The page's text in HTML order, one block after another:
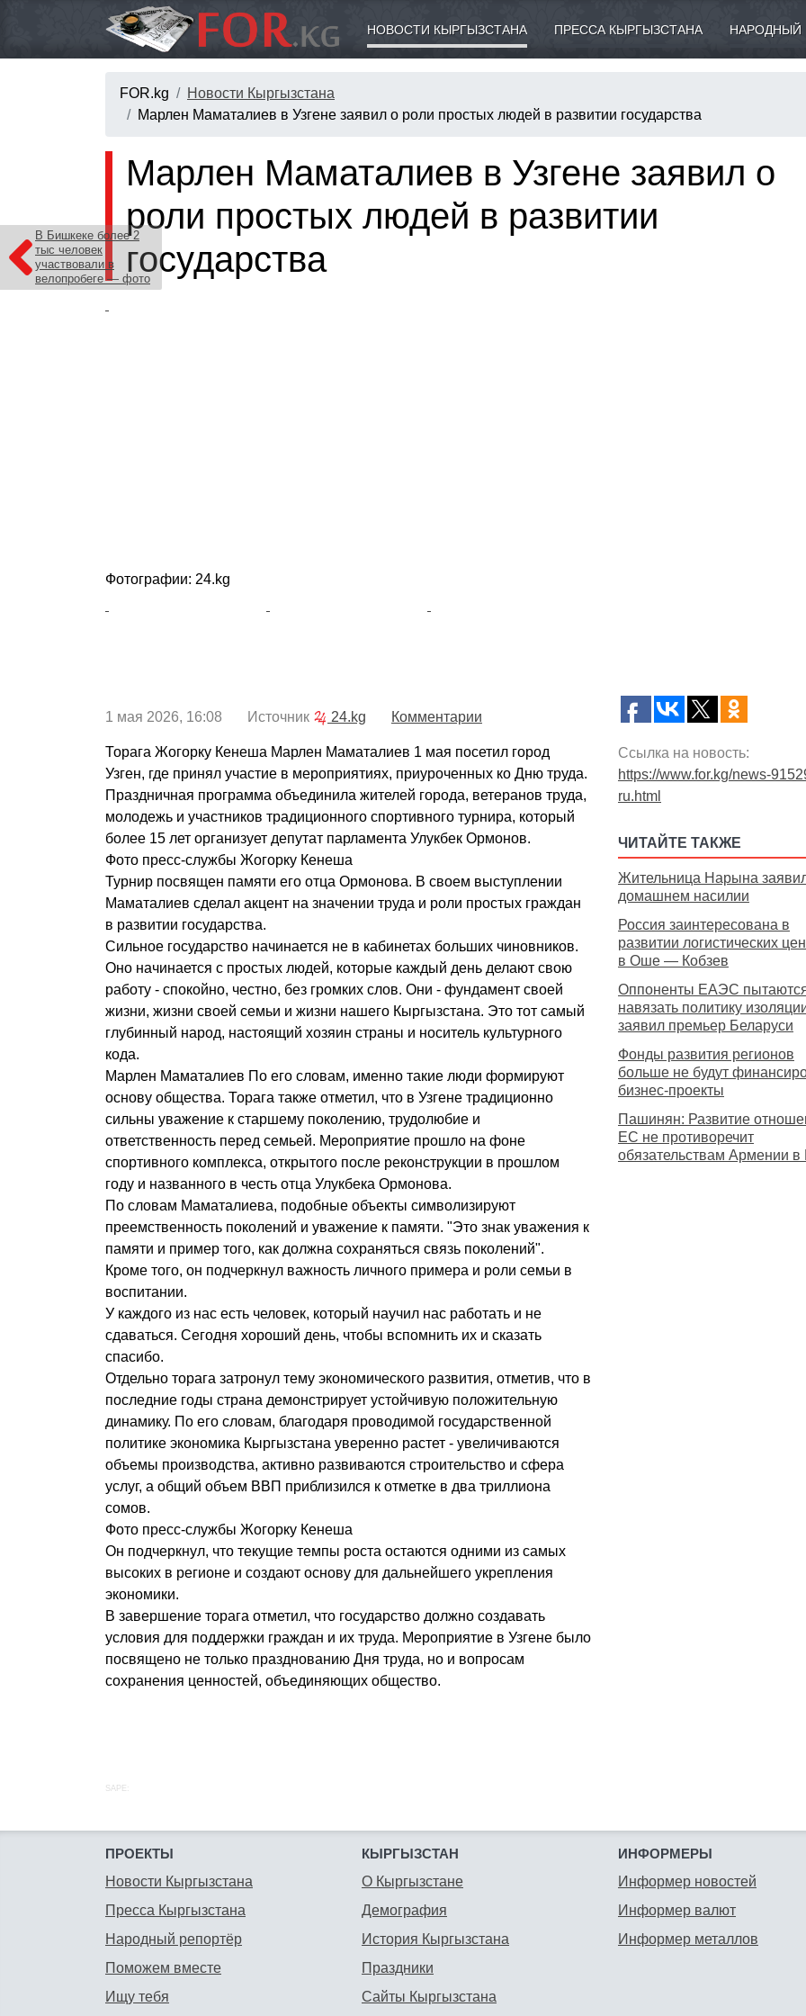
НОВОСТИ КЫРГЫЗСТАНА ПРЕССА КЫРГЫЗСТАНА НАРОДНЫЙ
FOR.kg
Новости Кыргызстана
Марлен Маматалиев в Узгене заявил о роли простых людей в развитии государства
В Бишкеке более 2
тыс человек
участвовали в
велопробеге — фото
Марлен Маматалиев в Узгене заявил о
роли простых людей в развитии
государства
Фотографии: 24.kg
1 мая 2026, 16:08 Источник 24.kg Комментарии
Торага Жогорку Кенеша Марлен Маматалиев 1 мая посетил город
Узген, где принял участие в мероприятиях, приуроченных ко Дню труда.
Праздничная программа объединила жителей города, ветеранов труда,
молодежь и участников традиционного спортивного турнира, который
более 15 лет организует депутат парламента Улукбек Ормонов.
Фото пресс-службы Жогорку Кенеша
Турнир посвящен памяти его отца Ормонова. В своем выступлении
Маматалиев сделал акцент на значении труда и роли простых граждан
в развитии государства.
Сильное государство начинается не в кабинетах больших чиновников.
Оно начинается с простых людей, которые каждый день делают свою
работу - спокойно, честно, без громких слов. Они - фундамент своей
жизни, жизни своей семьи и жизни нашего Кыргызстана. Это тот самый
глубинный народ, настоящий хозяин страны и носитель культурного
кода.
Марлен Маматалиев По его словам, именно такие люди формируют
основу общества. Торага также отметил, что в Узгене традиционно
сильны уважение к старшему поколению, трудолюбие и
ответственность перед семьей. Мероприятие прошло на фоне
спортивного комплекса, открытого после реконструкции в прошлом
году и названного в честь отца Улукбека Ормонова.
По словам Маматалиева, подобные объекты символизируют
преемственность поколений и уважение к памяти. "Это знак уважения к
памяти и пример того, как должна сохраняться связь поколений".
Кроме того, он подчеркнул важность личного примера и роли семьи в
воспитании.
У каждого из нас есть человек, который научил нас работать и не
сдаваться. Сегодня хороший день, чтобы вспомнить их и сказать
спасибо.
Отдельно торага затронул тему экономического развития, отметив, что в
последние годы страна демонстрирует устойчивую положительную
динамику. По его словам, благодаря проводимой государственной
политике экономика Кыргызстана уверенно растет - увеличиваются
объемы производства, активно развиваются строительство и сфера
услуг, а общий объем ВВП приблизился к отметке в два триллиона
сомов.
Фото пресс-службы Жогорку Кенеша
Он подчеркнул, что текущие темпы роста остаются одними из самых
высоких в регионе и создают основу для дальнейшего укрепления
экономики.
В завершение торага отметил, что государство должно создавать
условия для поддержки граждан и их труда. Мероприятие в Узгене было
посвящено не только празднованию Дня труда, но и вопросам
сохранения ценностей, объединяющих общество.
Ссылка на новость:
https://www.for.kg/news-
ru.html
ЧИТАЙТЕ ТАКЖЕ
Жительница Нарына
домашнем насилии
Россия заинтересована в
развитии логистических
в Оше — Кобзев
Оппоненты ЕАЭС
навязать политику
заявил премьер Беларуси
Фонды развития регионов
больше не будут
бизнес-проекты
Пашинян: Развитие
ЕС не противоречит
обязательствам Армении
SAPE:
ПРОЕКТЫ
Новости Кыргызстана
Пресса Кыргызстана
Народный репортёр
Поможем вместе
Ищу тебя
КЫРГЫЗСТАН
О Кыргызстане
Демография
История Кыргызстана
Праздники
Сайты Кыргызстана
ИНФОРМЕРЫ
Информер новостей
Информер валют
Информер металлов